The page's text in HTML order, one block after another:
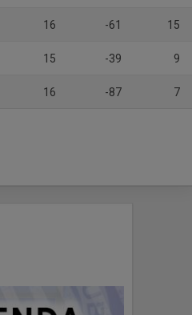
16 -61 15
15 -39 9
16 -87 7